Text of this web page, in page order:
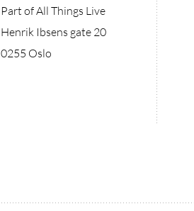
Part of All Things Live
Henrik Ibsens gate 20
0255 Oslo